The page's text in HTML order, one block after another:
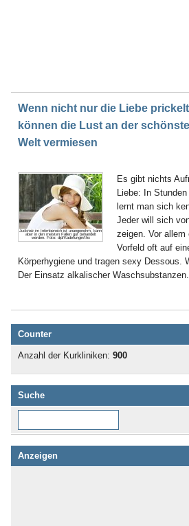
Wenn nicht nur die Liebe
können die Lust an der
Welt vermiesen
Juckreiz im Intimbereich ist unangenehm, kann
aber in den meisten Fällen gut behandelt
werden. Foto: djd/Kadefungin/thx
Es gibt nichts
Liebe: In
lernt man sich
Jeder will sich
zeigen. Vor allem
Vorfeld oft auf
Körperhygiene und tragen sexy Dessous.
Der Einsatz alkalischer Waschsubstanzen...
Counter
Anzahl der Kurkliniken: 900
Suche
Anzeigen